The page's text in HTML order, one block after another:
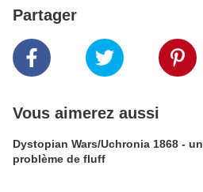
Partager
Vous aimerez aussi
Dystopian Wars/Uchronia 1868 - un
problème de fluff